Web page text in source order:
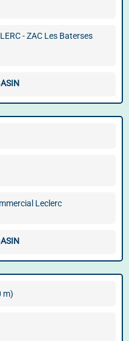
- ZAC Les Baterses
Leclerc
m)